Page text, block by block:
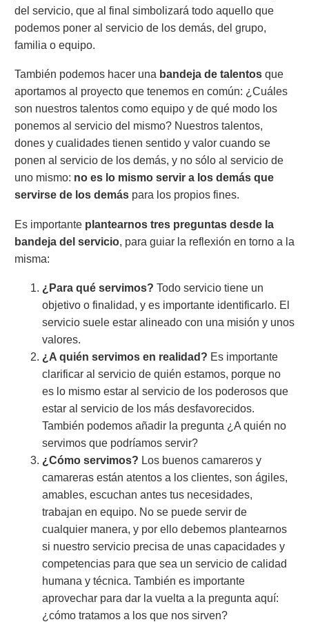
del servicio, que al final simbolizará todo aquello que
podemos poner al servicio de los demás, del grupo,
familia o equipo.
También podemos hacer una bandeja de talentos que
aportamos al proyecto que tenemos en común: ¿Cuáles
son nuestros talentos como equipo y de qué modo los
ponemos al servicio del mismo? Nuestros talentos,
dones y cualidades tienen sentido y valor cuando se
ponen al servicio de los demás, y no sólo al servicio de
uno mismo: no es lo mismo servir a los demás que
servirse de los demás para los propios fines.
Es importante plantearnos tres preguntas desde la
bandeja del servicio, para guiar la reflexión en torno a la
misma:
¿Para qué servimos? Todo servicio tiene un
objetivo o finalidad, y es importante identificarlo. El
servicio suele estar alineado con una misión y unos
valores.
¿A quién servimos en realidad? Es importante
clarificar al servicio de quién estamos, porque no
es lo mismo estar al servicio de los poderosos que
estar al servicio de los más desfavorecidos.
También podemos añadir la pregunta ¿A quién no
servimos que podríamos servir?
¿Cómo servimos? Los buenos camareros y
camareras están atentos a los clientes, son ágiles,
amables, escuchan antes tus necesidades,
trabajan en equipo. No se puede servir de
cualquier manera, y por ello debemos plantearnos
si nuestro servicio precisa de unas capacidades y
competencias para que sea un servicio de calidad
humana y técnica. También es importante
aprovechar para dar la vuelta a la pregunta aquí:
¿cómo tratamos a los que nos sirven?